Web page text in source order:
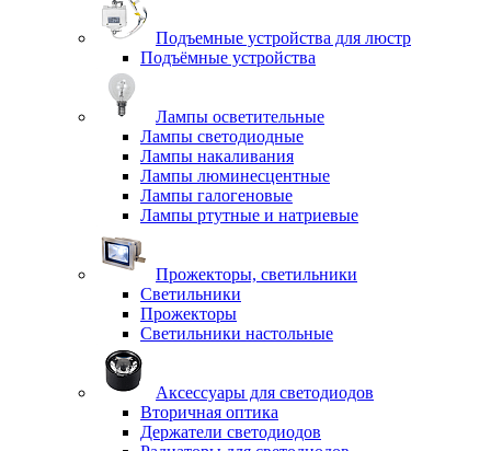
Подъемные устройства для люстр
Подъёмные устройства
Лампы осветительные
Лампы светодиодные
Лампы накаливания
Лампы люминесцентные
Лампы галогеновые
Лампы ртутные и натриевые
Прожекторы, светильники
Светильники
Прожекторы
Светильники настольные
Аксессуары для светодиодов
Вторичная оптика
Держатели светодиодов